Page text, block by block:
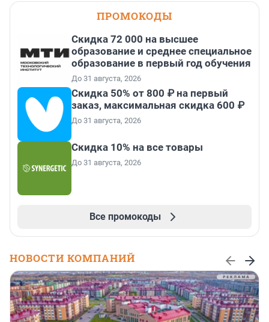
ПРОМОКОДЫ
Скидка 72 000 на высшее
образование и среднее специальное
образование в первый год обучения
До 31 августа, 2026
Скидка 50% от 800 ₽ на первый
заказ, максимальная скидка 600 ₽
До 31 августа, 2026
Скидка 10% на все товары
До 31 августа, 2026
Все промокоды
НОВОСТИ КОМПАНИЙ